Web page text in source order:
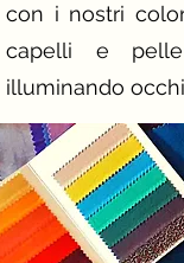
con i nostri
capelli e
illuminando